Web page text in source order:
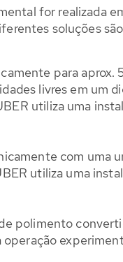
for realizada
soluções
para
livres em um
utiliza uma
com uma
utiliza uma
polimento